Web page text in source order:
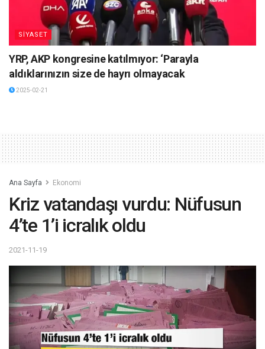
SİYASET
YRP, AKP kongresine katılmıyor: ‘Parayla
aldıklarınızın size de hayrı olmayacak
2025-02-21
Ana Sayfa Ekonomi
Kriz vatandaşı vurdu: Nüfusun
4’te 1’i icralık oldu
2021-11-19